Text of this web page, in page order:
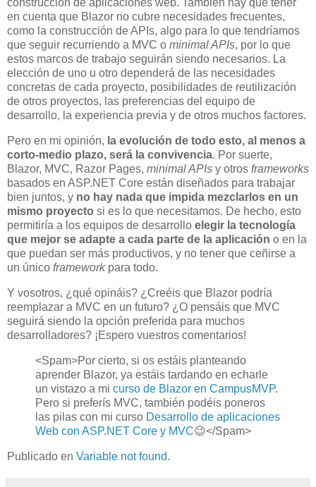
construcción de aplicaciones web. También hay que tener
en cuenta que Blazor no cubre necesidades frecuentes,
como la construcción de APIs, algo para lo que tendríamos
que seguir recurriendo a MVC o minimal APIs, por lo que
estos marcos de trabajo seguirán siendo necesarios. La
elección de uno u otro dependerá de las necesidades
concretas de cada proyecto, posibilidades de reutilización
de otros proyectos, las preferencias del equipo de
desarrollo, la experiencia previa y de otros muchos factores.
Pero en mi opinión, la evolución de todo esto, al menos a
corto-medio plazo, será la convivencia. Por suerte,
Blazor, MVC, Razor Pages, minimal APIs y otros frameworks
basados en ASP.NET Core están diseñados para trabajar
bien juntos, y no hay nada que impida mezclarlos en un
mismo proyecto si es lo que necesitamos. De hecho, esto
permitiría a los equipos de desarrollo elegir la tecnología
que mejor se adapte a cada parte de la aplicación o en la
que puedan ser más productivos, y no tener que ceñirse a
un único frameworkpara todo.
Y vosotros, ¿qué opináis? ¿Creéis que Blazor podría
reemplazar a MVC en un futuro? ¿O pensáis que MVC
seguirá siendo la opción preferida para muchos
desarrolladores? ¡Espero vuestros comentarios!
<Spam>Por cierto, si os estáis planteando
aprender Blazor, ya estáis tardando en echarle
un vistazo a mi curso de Blazor en CampusMVP.
Pero si preferís MVC, también podéis poneros
las pilas con mi curso Desarrollo de aplicaciones
Web con ASP.NET Core y MVC😉</Spam>
Publicado en Variable not found.